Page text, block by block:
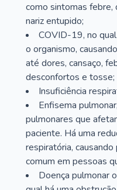
como sintomas febre,
nariz entupido;
COVID-19, no
o organismo,
até dores, cansaço,
desconfortos e tosse;
Insuficiência
Enfisema
pulmonares que
paciente. Há uma
respiratória,
comum em pessoas
Doença pulmonar